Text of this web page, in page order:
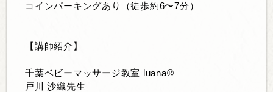
コインパーキングあり（徒歩約6〜7分）
【講師紹介】
千葉ベビーマッサージ教室 luana®
戸川 沙織先生